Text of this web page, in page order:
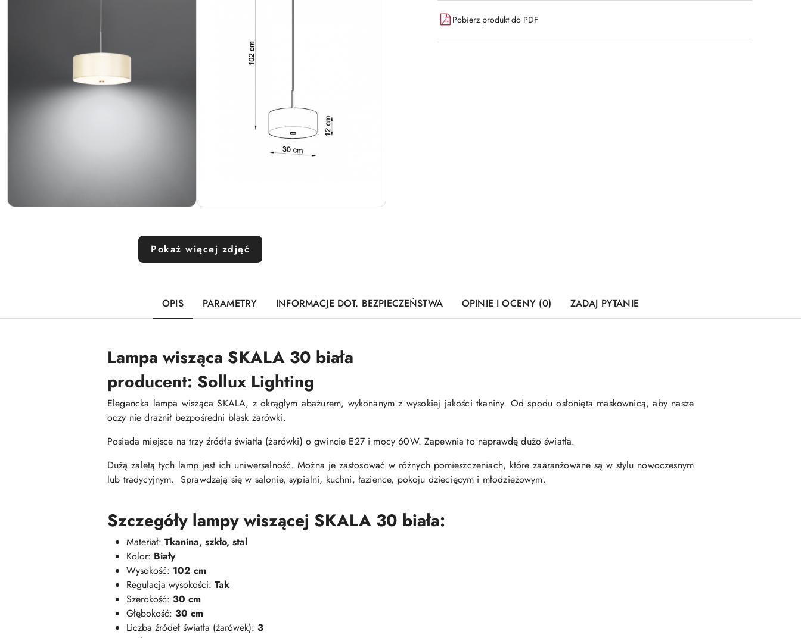
Pokaż więcej zdjęć
Pobierz produkt do PDF
OPIS PARAMETRY INFORMACJE DOT. BEZPIECZEŃSTWA OPINIE I OCENY (0) ZADAJ PYTANIE
Lampa wisząca SKALA 30 biała
producent: Sollux Lighting
Elegancka lampa wisząca SKALA, z okrągłym abażurem, wykonanym z wysokiej jakości tkaniny. Od spodu osłonięta maskownicą, aby nasze
oczy nie drażnił bezpośredni blask żarówki.
Posiada miejsce na trzy źródła światła (żarówki) o gwincie E27 i mocy 60W. Zapewnia to naprawdę dużo światła.
Dużą zaletą tych lamp jest ich uniwersalność. Można je zastosować w różnych pomieszczeniach, które zaaranżowane są w stylu nowoczesnym
lub tradycyjnym. Sprawdzają się w salonie, sypialni, kuchni, łazience, pokoju dziecięcym i młodzieżowym.
Szczegóły lampy wiszącej SKALA 30 biała:
Materiał: Tkanina, szkło, stal
Kolor: Biały
Wysokość: 102 cm
Regulacja wysokości: Tak
Szerokość: 30 cm
Głębokość: 30 cm
Liczba źródeł światła (żarówek): 3